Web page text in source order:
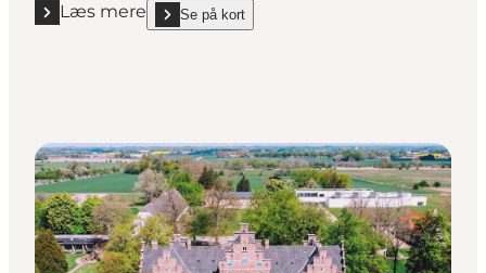
Læs mere
Læs mere "Bandholm Badehotel"
Se på kort
show Bandholm Badehotel on_map